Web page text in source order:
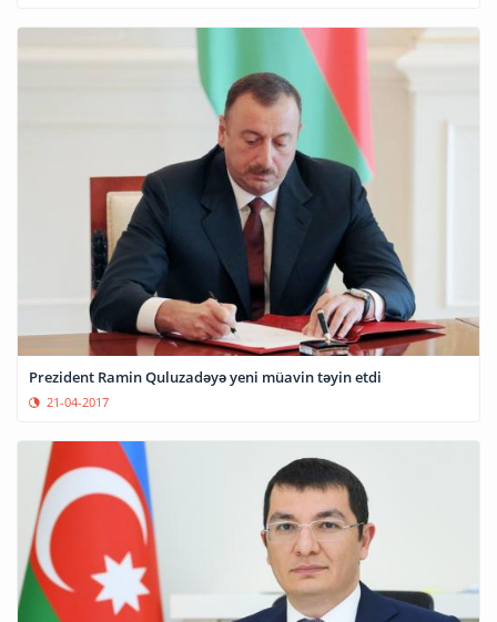
Prezident Ramin Quluzadəyə yeni müavin təyin etdi
21-04-2017